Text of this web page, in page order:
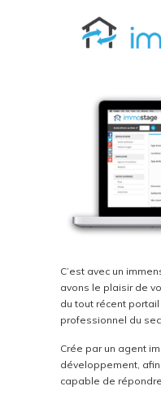
C’est avec un
avons le plaisir de
du tout récent
professionnel du
Crée par un agent
développement,
capable de